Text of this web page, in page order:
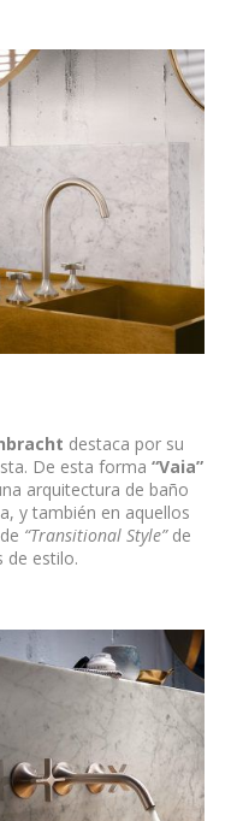
destaca por su
De esta forma“Vaia”
arquitectura de baño
y también en aquellos
“Transitional Style”de
de estilo.